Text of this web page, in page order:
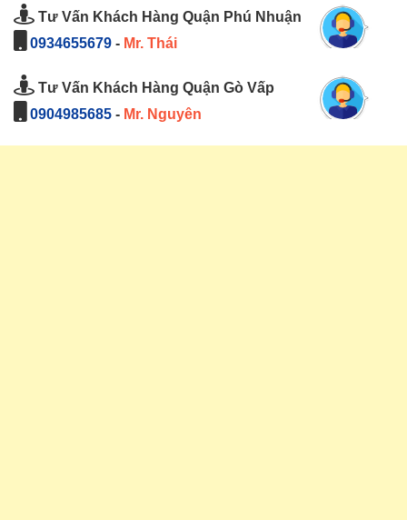
Tư Vấn Khách Hàng Quận Phú Nhuận
0934655679 - Mr. Thái
Tư Vấn Khách Hàng Quận Gò Vấp
0904985685 - Mr. Nguyên